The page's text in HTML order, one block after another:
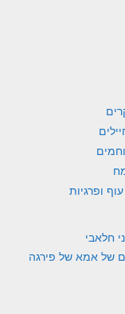
ופרגיות
חלאבי
של אמא של פירגה